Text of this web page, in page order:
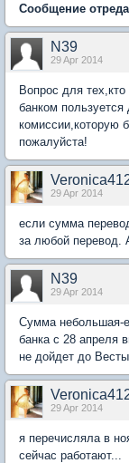
Сообщение
N39
29 Apr 2014
Вопрос для тех,кто
банком
комиссии,которую
пожалуйста!
29 Apr 2014
если сумма
за любой перевод.
N39
29 Apr 2014
Сумма небольшая-
банка с 28 апреля
не дойдет до
29 Apr 2014
я перечисляла в
сейчас работают...